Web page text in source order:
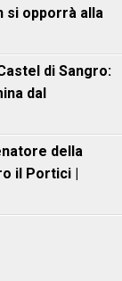
si opporrà alla
di Sangro:
dal
della
il Portici |